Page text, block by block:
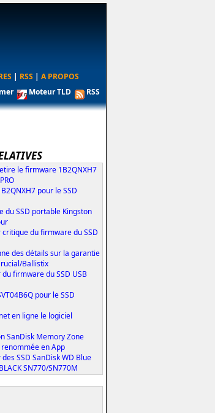
| RSS | A PROPOS
Moteur TLD RSS
le firmware 1B2QNXH7
pour le SSD
du SSD portable Kingston
critique du firmware du SSD
des détails sur la garantie
Ballistix
firmware du SSD USB
pour le SSD
en ligne le logiciel
SanDisk Memory Zone
en App
SSD SanDisk WD Blue
SN770/SN770M